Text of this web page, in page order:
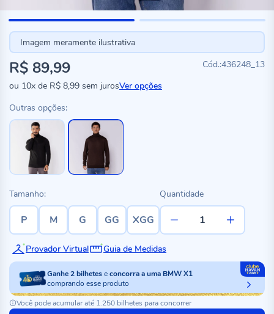
Imagem meramente ilustrativa
436248_13
R$ 89,99
ou 10x de R$ 8,99 sem jurosVer opções
Outras opções:
Tamanho:
P M G GG XGG
Quantidade
Provador Virtual Guia de Medidas
Ganhe2bilheteseconcorra a uma BMW X1
comprando esse produto
Você pode acumular até 1.250 bilhetes para concorrer